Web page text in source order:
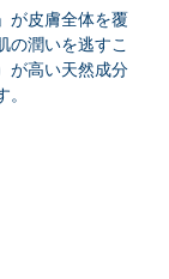
が皮膚全体を覆
の潤いを逃すこ
が高い天然成分